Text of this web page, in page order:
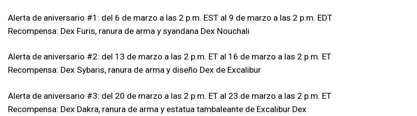
Alerta de aniversario #1: del 6 de marzo a las 2 p.m. EST al 9 de marzo a las 2 p.m. EDT
Recompensa: Dex Furis, ranura de arma y syandana Dex Nouchali
Alerta de aniversario #2: del 13 de marzo a las 2 p.m. ET al 16 de marzo a las 2 p.m. ET
Recompensa: Dex Sybaris, ranura de arma y diseño Dex de Excalibur
Alerta de aniversario #3: del 20 de marzo a las 2 p.m. ET al 23 de marzo a las 2 p.m. ET
Recompensa: Dex Dakra, ranura de arma y estatua tambaleante de Excalibur Dex